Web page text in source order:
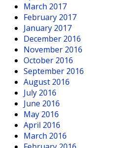
March 2017
February 2017
January 2017
December 2016
November 2016
October 2016
September 2016
August 2016
July 2016
June 2016
May 2016
April 2016
March 2016